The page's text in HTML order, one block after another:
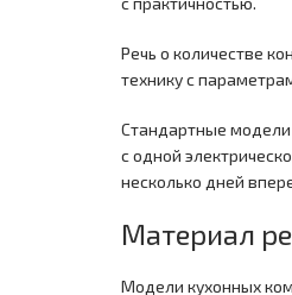
Речь о количестве
технику с
Стандартные модели
с одной
несколько дней
Материал
Модели кухонных